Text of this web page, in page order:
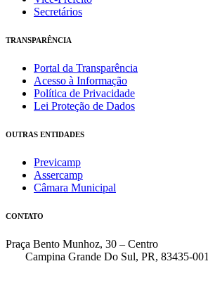
Secretários
TRANSPARÊNCIA
Portal da Transparência
Acesso à Informação
Política de Privacidade
Lei Proteção de Dados
OUTRAS ENTIDADES
Previcamp
Assercamp
Câmara Municipal
CONTATO
Praça Bento Munhoz, 30 – Centro
Campina Grande Do Sul, PR, 83435-001